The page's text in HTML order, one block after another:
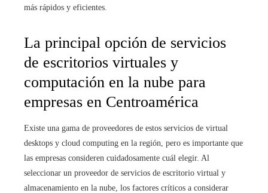
más rápidos y eficientes.
La principal opción de servicios
de escritorios virtuales y
computación en la nube para
empresas en Centroamérica
Existe una gama de proveedores de estos servicios de virtual
desktops y cloud computing en la región, pero es importante que
las empresas consideren cuidadosamente cuál elegir. Al
seleccionar un proveedor de servicios de escritorio virtual y
almacenamiento en la nube, los factores críticos a considerar